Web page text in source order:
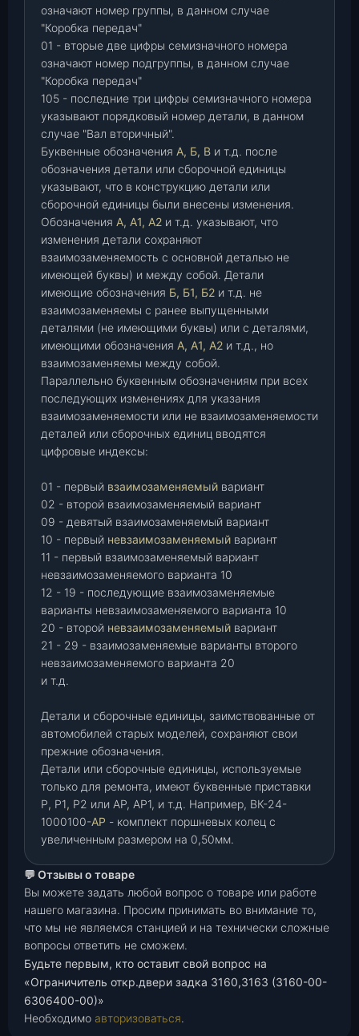
означают номер группы, в данном случае
"Коробка передач"
01 - вторые две цифры семизначного номера
означают номер подгруппы, в данном случае
"Коробка передач"
105 - последние три цифры семизначного номера
указывают порядковый номер детали, в данном
случае "Вал вторичный".
Буквенные обозначения А, Б, В и т.д. после
обозначения детали или сборочной единицы
указывают, что в конструкцию детали или
сборочной единицы были внесены изменения.
Обозначения А, А1, А2 и т.д. указывают, что
изменения детали сохраняют
взаимозаменяемость с основной деталью не
имеющей буквы) и между собой. Детали
имеющие обозначения Б, Б1, Б2 и т.д. не
взаимозаменяемы с ранее выпущенными
деталями (не имеющими буквы) или с деталями,
имеющими обозначения А, А1, А2 и т.д., но
взаимозаменяемы между собой.
Параллельно буквенным обозначениям при всех
последующих изменениях для указания
взаимозаменяемости или не взаимозаменяемости
деталей или сборочных единиц вводятся
цифровые индексы:
01 - первый взаимозаменяемый вариант
02 - второй взаимозаменяемый вариант
09 - девятый взаимозаменяемый вариант
10 - первый невзаимозаменяемый вариант
11 - первый взаимозаменяемый вариант
невзаимозаменяемого варианта 10
12 - 19 - последующие взаимозаменяемые
варианты невзаимозаменяемого варианта 10
20 - второй невзаимозаменяемый вариант
21 - 29 - взаимозаменяемые варианты второго
невзаимозаменяемого варианта 20
и т.д.
Детали и сборочные единицы, заимствованные от
автомобилей старых моделей, сохраняют свои
прежние обозначения.
Детали или сборочные единицы, используемые
только для ремонта, имеют буквенные приставки
Р, Р1, Р2 или АР, АР1, и т.д. Например, ВК-24-
1000100-АР - комплект поршневых колец с
увеличенным размером на 0,50мм.
💬 Отзывы о товаре
Вы можете задать любой вопрос о товаре или работе
нашего магазина. Просим принимать во внимание то,
что мы не являемся станцией и на технически сложные
вопросы ответить не сможем.
Будьте первым, кто оставит свой вопрос на
«Ограничитель откр.двери задка 3160,3163 (3160-00-
6306400-00)»
Необходимо авторизоваться.